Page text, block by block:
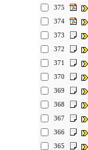
375
374
373
372
371
370
369
368
367
366
365